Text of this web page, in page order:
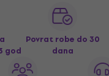
god
Povrat robe do 30
dana